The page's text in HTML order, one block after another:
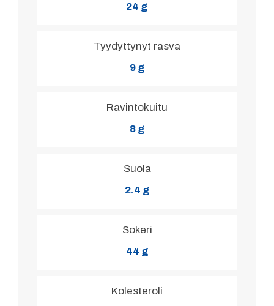
24 g
Tyydyttynyt rasva
9 g
Ravintokuitu
8 g
Suola
2.4 g
Sokeri
44 g
Kolesteroli